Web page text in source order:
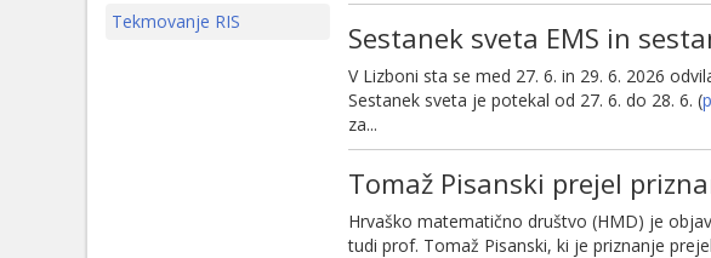
Tekmovanje RIS Sestanek sveta EMS in
V Lizboni sta se med 27. 6. in 29. 6. 2026
Sestanek sveta je potekal od 27. 6. do 28. 6. (
za...
Tomaž Pisanski prejel
Hrvaško matematično društvo (HMD) je
tudi prof. Tomaž Pisanski, ki je priznanje